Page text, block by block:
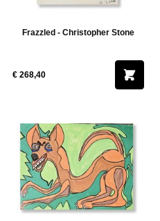
Frazzled - Christopher Stone
€ 268,40